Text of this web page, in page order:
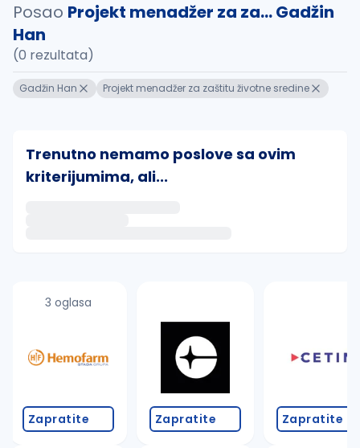
Posao Projekt menadžer za za... Gadžin
Han
(0 rezultata)
Gadžin Han Projekt menadžer za zaštitu životne sredine
Trenutno nemamo poslove sa ovim
kriterijumima, ali...
proverite pravopisne greške (koristite č, ć, š, đ,
povećajte radijus za odabrani grad
promenite odabrane filtere pretrage
3 oglasa
Zapratite Zapratite Zapratite